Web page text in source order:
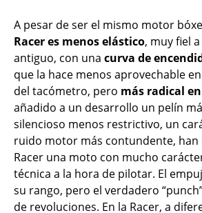
A pesar de ser el mismo motor
Racer es menos elástico, muy fiel
antiguo, con una curva de
que la hace menos aprovechable
del tacómetro, pero más radical
añadido a un desarrollo un pelín
silencioso menos restrictivo, un
ruido motor más contundente, han
Racer una moto con mucho
técnica a la hora de pilotar. El
su rango, pero el verdadero
de revoluciones. En la Racer, a